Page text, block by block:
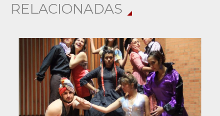
RELACIONADAS